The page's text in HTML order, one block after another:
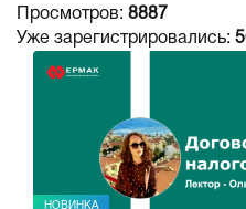
Просмотров: 8887
Уже зарегистрировались:
НОВИНКА